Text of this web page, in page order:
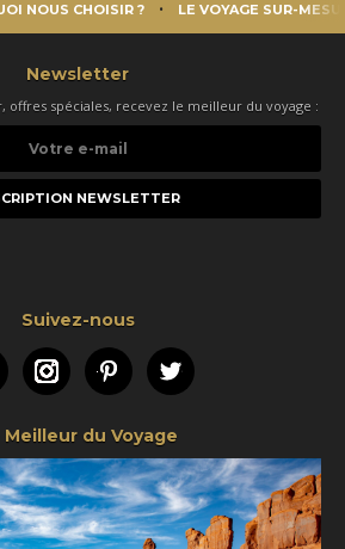
NOUS CHOISIR ? LE VOYAGE SUR-
Newsletter
offres spéciales, recevez le meilleur du voyage :
Suivez-nous
FacebookInstagramPinterestTwitter
Meilleur du Voyage